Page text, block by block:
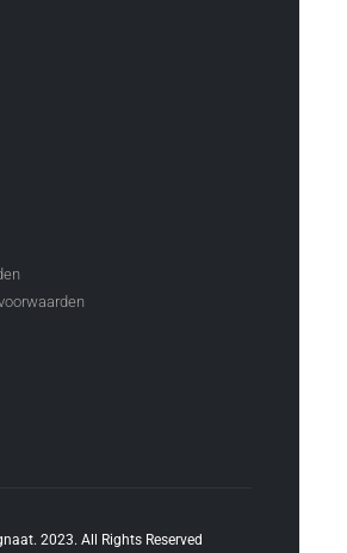
2023. All Rights Reserved